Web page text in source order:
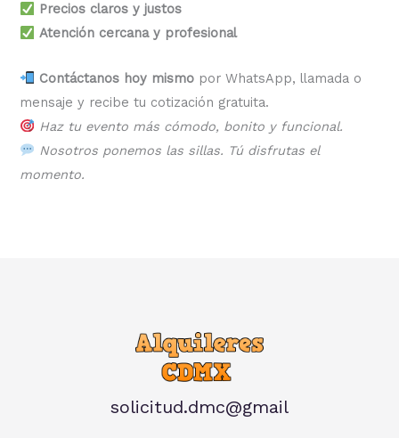
Precios claros y justos
Atención cercana y profesional
Contáctanos hoy mismo por WhatsApp, llamada o
mensaje y recibe tu cotización gratuita.
Haz tu evento más cómodo, bonito y funcional.
Nosotros ponemos las sillas. Tú disfrutas el
momento.
solicitud.dmc@gmail